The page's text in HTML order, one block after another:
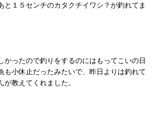
と１５センチのカタクチイワシ？が釣れてま
かったので釣りをするのにはもってこいの日
も小休止だったみたいで、昨日よりは釣れて
教えてくれました。